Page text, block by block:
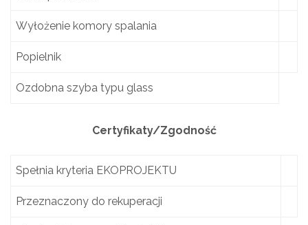
Wyłożenie komory spalania
Popielnik
Ozdobna szyba typu glass
Certyfikaty/Zgodność
Spełnia kryteria EKOPROJEKTU
Przeznaczony do rekuperacji